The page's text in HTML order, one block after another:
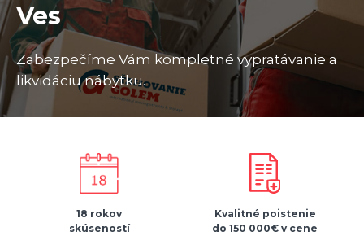
SKLADOVANIE
REFERENCIE
CENNÍK
KONTAKT
Ves
Zabezpečíme Vám kompletné vypratávanie a
likvidáciu nábytku.
18 rokov
skúseností
Kvalitné poistenie
do 150 000€ v cene